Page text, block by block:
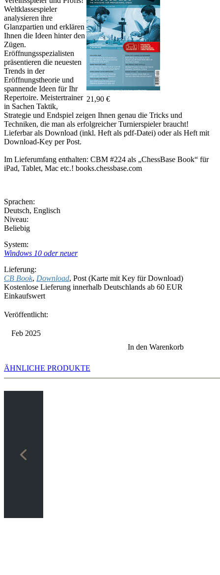
21,90 €
Weltklassespieler
analysieren ihre
Glanzpartien und erklären
Ihnen die Ideen hinter den
Zügen.
Eröffnungsspezialisten
präsentieren die neuesten
Trends in der
Eröffnungstheorie und
spannende Ideen für Ihr
Repertoire. Meistertrainer
in Sachen Taktik,
Strategie und Endspiel zeigen Ihnen genau die Tricks und
Techniken, die man als erfolgreicher Turnierspieler braucht!
Lieferbar als Download (inkl. Heft als pdf-Datei) oder als Heft mit
Download-Key per Post.
Im Lieferumfang enthalten: CBM #224 als „ChessBase Book“ für
iPad, Tablet, Mac etc.! books.chessbase.com
Sprachen:
Deutsch, Englisch
Niveau:
Beliebig
System:
Windows 10 oder neuer
Lieferung:
CB Book, Download, Post (Karte mit Key für Download)
Kostenlose Lieferung innerhalb Deutschlands ab 60 EUR
Einkaufswert
Veröffentlicht:
Feb 2025
In den Warenkorb
ÄHNLICHE PRODUKTE